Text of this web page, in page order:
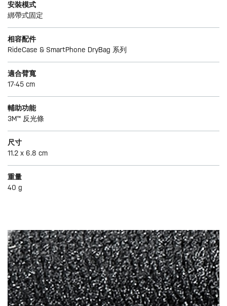
安裝模式
綁帶式固定
相容配件
RideCase & SmartPhone DryBag 系列
適合臂寬
17-45 cm
輔助功能
3M™ 反光條
尺寸
11.2 x 6.8 cm
重量
40 g